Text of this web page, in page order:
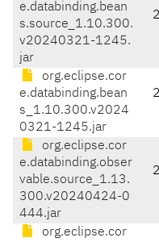
e.databinding.bean
s.source_1.10.300.
v20240321-1245.
jar
org.eclipse.cor
e.databinding.bean
s_1.10.300.v2024
0321-1245.jar
org.eclipse.cor
e.databinding.obser
vable.source_1.13.
300.v20240424-0
444.jar
org.eclipse.cor